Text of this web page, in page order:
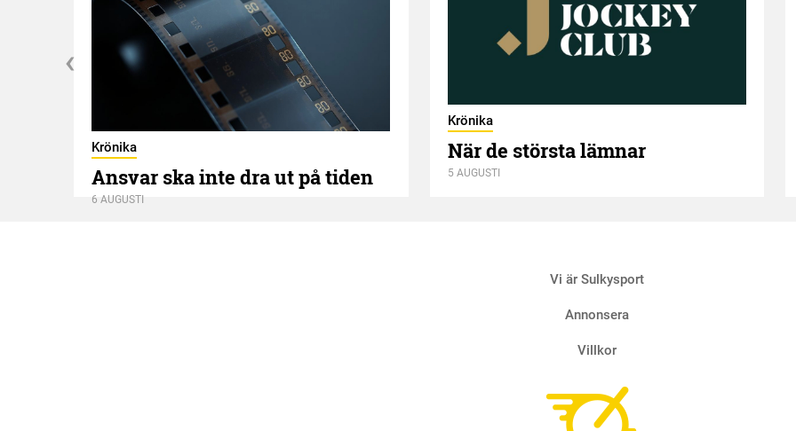
Krönika
Ansvar ska inte dra ut på tiden
6 AUGUSTI
Krönika
När de största lämnar
5 AUGUSTI
Vi är Sulkysport
Annonsera
Villkor